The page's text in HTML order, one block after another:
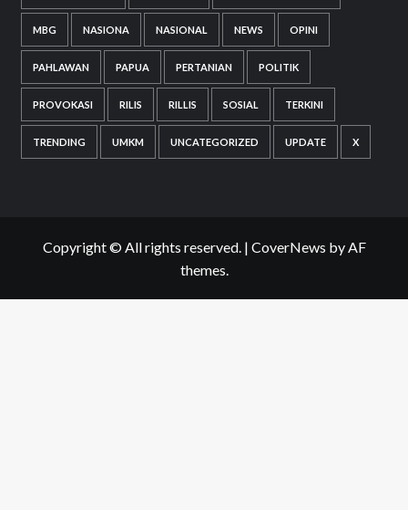
MBG NASIONA NASIONAL NEWS OPINI
PAHLAWAN PAPUA PERTANIAN POLITIK
PROVOKASI RILIS RILLIS SOSIAL TERKINI
TRENDING UMKM UNCATEGORIZED UPDATE X
Copyright © All rights reserved. | CoverNews by AF
themes.